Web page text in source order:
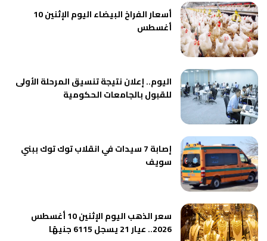
أسعار الفراخ البيضاء اليوم الإثنين 10
أغسطس
اليوم.. إعلان نتيجة تنسيق المرحلة الأولى
للقبول بالجامعات الحكومية
إصابة 7 سيدات في انقلاب توك توك ببني
سويف
سعر الذهب اليوم الإثنين 10 أغسطس
2026.. عيار 21 يسجل 6115 جنيهًا